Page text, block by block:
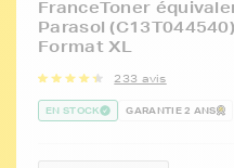
FranceToner
Parasol
Format XL
233 avis
EN STOCK GARANTIE 2 ANS